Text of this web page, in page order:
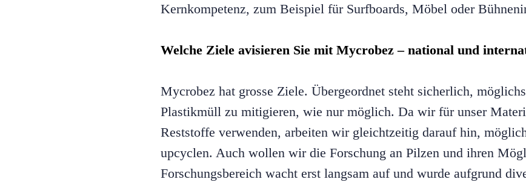
Kernkompetenz, zum Beispiel für Surfboards, Möbel oder
Welche Ziele avisieren Sie mit Mycrobez – national und
Mycrobez hat grosse Ziele. Übergeordnet steht sicherlich,
Plastikmüll zu mitigieren, wie nur möglich. Da wir für unser
Reststoffe verwenden, arbeiten wir gleichtzeitig darauf hin,
upcyclen. Auch wollen wir die Forschung an Pilzen und ihren
Forschungsbereich wacht erst langsam auf und wurde aufgrund